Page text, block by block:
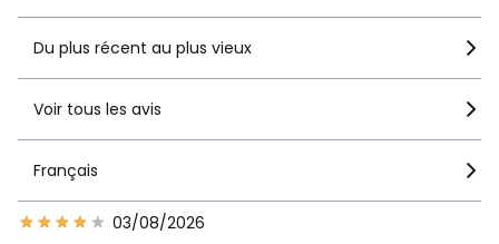
Du plus récent au plus vieux
Voir tous les avis
Français
03/08/2026